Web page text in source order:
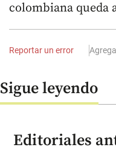
colombiana queda
Reportar un error
Sigue leyendo
Editoriales